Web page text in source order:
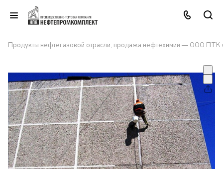
Продукты нефтегазовой отрасли, продажа нефтехимии — ООО ПТК